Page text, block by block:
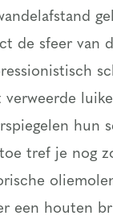
de sfeer van
hun
tref je nog
een houten